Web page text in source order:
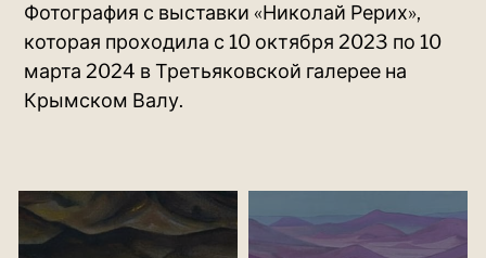
Фотография с выставки «Николай Рерих»,
которая проходила с 10 октября 2023 по 10
марта 2024 в Третьяковской галерее на
Крымском Валу.